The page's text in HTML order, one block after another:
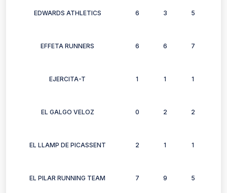
EDWARDS ATHLETICS 6 3 5
EFFETA RUNNERS 6 6 7
EJERCITA-T 1 1 1
EL GALGO VELOZ 0 2 2
EL LLAMP DE PICASSENT 2 1 1
EL PILAR RUNNING TEAM 7 9 5